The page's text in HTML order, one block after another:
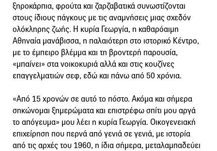
ξηροκάρπια, φρούτα και ζαρζαβατικά συνωστίζονται
στους ίδιους πάγκους με τις αναμνήσεις μιας σχεδόν
ολόκληρης ζωής. Η κυρία Γεωργία, η καθαρόαιμη
Αθηναία μανάβισσα, η παλαιότερη στο ιστορικό Κέντρο,
με το έμπειρο βλέμμα και τη βροντερή παρουσία,
«μπαίνει» στα νοικοκυριά αλλά και στις κουζίνες
επαγγελματιών σεφ, εδώ και πάνω από 50 χρόνια.
«Από 15 χρονών σε αυτό το πόστο. Ακόμα και σήμερα
σηκώνομαι ξημερώματα και επιστρέφω σπίτι μου αργά
το απόγευμα» μου λέει η κυρία Γεωργία. Οικογενειακή
επιχείρηση που περνά από γενιά σε γενιά, με ιστορία
από τις αρχές του 1960, η ίδια σήμερα, μεταλαμπαδεύει